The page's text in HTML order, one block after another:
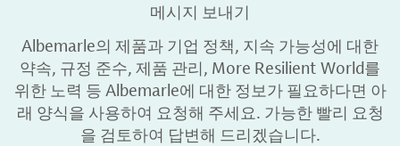
메시지 보내기
Albemarle의 제품과 기업 정책, 지속 가능성에 대한
약속, 규정 준수, 제품 관리, More Resilient World를
위한 노력 등 Albemarle에 대한 정보가 필요하다면 아
래 양식을 사용하여 요청해 주세요. 가능한 빨리 요청
을 검토하여 답변해 드리겠습니다.